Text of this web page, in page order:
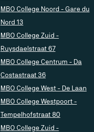
MBO College Noord - Gare du
Nord 13
MBO College Zuid -
Ruysdaelstraat 67
MBO College Centrum - Da
Costastraat 36
MBO College West - De Laan
MBO College Westpoort -
Tempelhofstraat 80
MBO College Zuid -